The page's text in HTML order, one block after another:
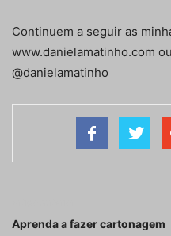
Continuem a seguir as
www.danielamatinho.com
@danielamatinho
Aprenda a fazer cartonagem